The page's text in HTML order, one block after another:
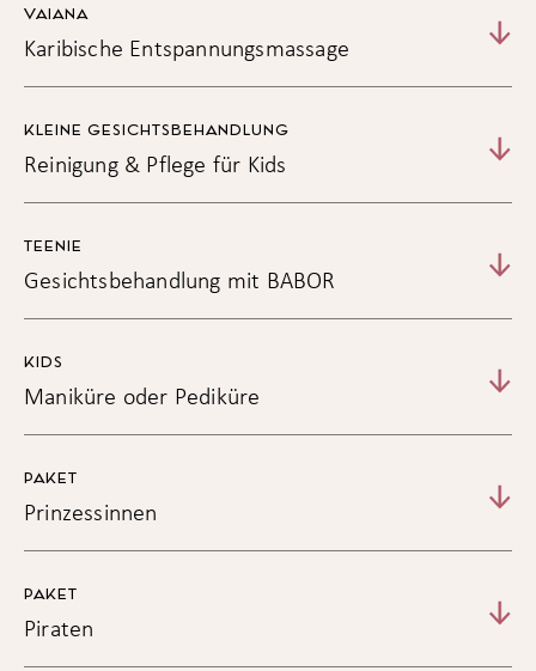
VAIANA
Karibische Entspannungsmassage
KLEINE GESICHTSBEHANDLUNG
Reinigung & Pflege für Kids
TEENIE
Gesichtsbehandlung mit BABOR
KIDS
Maniküre oder Pediküre
PAKET
Prinzessinnen
PAKET
Piraten